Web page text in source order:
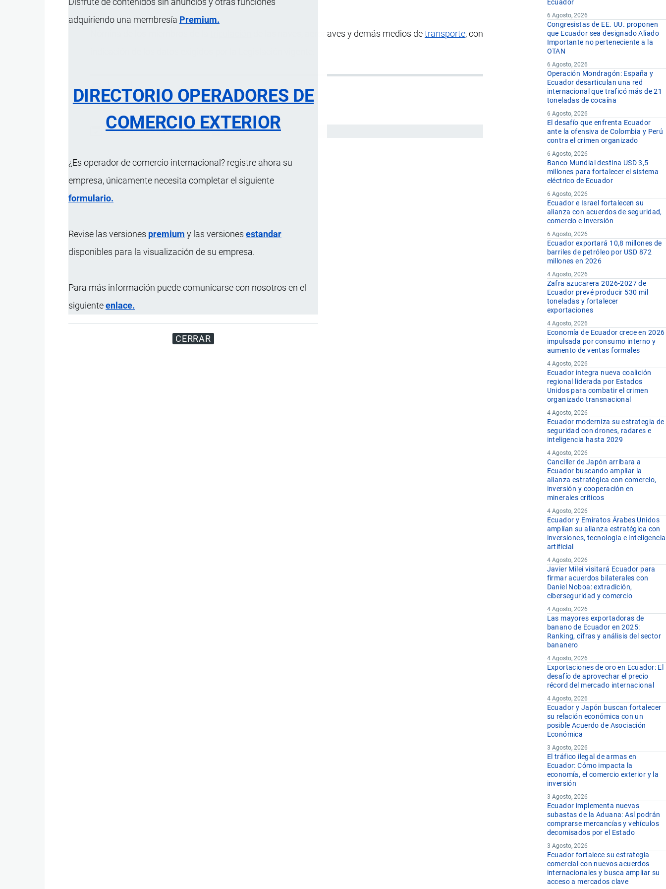
adquiriendo una membresía Premium.
DIRECTORIO OPERADORES DE
COMERCIO EXTERIOR
¿Es operador de comercio internacional? registre ahora su
empresa, únicamente necesita completar el siguiente
formulario.
Revise las versiones premium y las versiones estandar
disponibles para la visualización de su empresa.
Para más información puede comunicarse con nosotros en el
siguienteenlace.
CERRAR
de las naves, aeronaves y demás medios detransporte, con
Actualizado el 9 Septiembre, 2024 Español
Ecuador
6 Agosto, 2026
Congresistas de EE. UU. proponen
que Ecuador sea designado Aliado
Importante no perteneciente a la
OTAN
6 Agosto, 2026
Operación Mondragón: España y
Ecuador desarticulan una red
internacional que traficó más de 21
toneladas de cocaína
6 Agosto, 2026
El desafío que enfrenta Ecuador
ante la ofensiva de Colombia y Perú
contra el crimen organizado
6 Agosto, 2026
Banco Mundial destina USD 3,5
millones para fortalecer el sistema
eléctrico de Ecuador
6 Agosto, 2026
Ecuador e Israel fortalecen su
alianza con acuerdos de seguridad,
comercio e inversión
6 Agosto, 2026
Ecuador exportará 10,8 millones de
barriles de petróleo por USD 872
millones en 2026
4 Agosto, 2026
Zafra azucarera 2026-2027 de
Ecuador prevé producir 530 mil
toneladas y fortalecer
exportaciones
4 Agosto, 2026
Economía de Ecuador crece en 2026
impulsada por consumo interno y
aumento de ventas formales
4 Agosto, 2026
Ecuador integra nueva coalición
regional liderada por Estados
Unidos para combatir el crimen
organizado transnacional
4 Agosto, 2026
Ecuador moderniza su estrategia de
seguridad con drones, radares e
inteligencia hasta 2029
4 Agosto, 2026
Canciller de Japón arribara a
Ecuador buscando ampliar la
alianza estratégica con comercio,
inversión y cooperación en
minerales críticos
4 Agosto, 2026
Ecuador y Emiratos Árabes Unidos
amplían su alianza estratégica con
inversiones, tecnología e inteligencia
artificial
4 Agosto, 2026
Javier Milei visitará Ecuador para
firmar acuerdos bilaterales con
Daniel Noboa: extradición,
ciberseguridad y comercio
4 Agosto, 2026
Las mayores exportadoras de
banano de Ecuador en 2025:
Ranking, cifras y análisis del sector
bananero
4 Agosto, 2026
Exportaciones de oro en Ecuador: El
desafío de aprovechar el precio
récord del mercado internacional
4 Agosto, 2026
Ecuador y Japón buscan fortalecer
su relación económica con un
posible Acuerdo de Asociación
Económica
3 Agosto, 2026
El tráfico ilegal de armas en
Ecuador: Cómo impacta la
economía, el comercio exterior y la
inversión
3 Agosto, 2026
Ecuador implementa nuevas
subastas de la Aduana: Así podrán
comprarse mercancías y vehículos
decomisados por el Estado
3 Agosto, 2026
Ecuador fortalece su estrategia
comercial con nuevos acuerdos
internacionales y busca ampliar su
acceso a mercados clave